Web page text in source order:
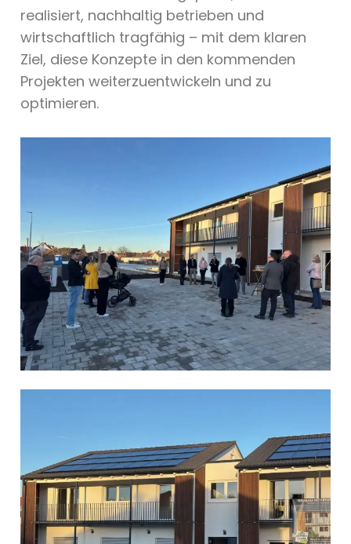
realisiert, nachhaltig betrieben und
wirtschaftlich tragfähig – mit dem klaren
Ziel, diese Konzepte in den kommenden
Projekten weiterzuentwickeln und zu
optimieren.